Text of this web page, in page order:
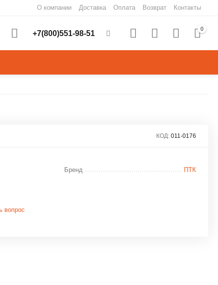
О компании Доставка Оплата Возврат Контакты
+7(800)551-98-51
0
КОД: 011-0176
вопрос
Бренд ПТК